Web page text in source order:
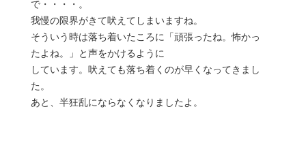
で・・・・。
我慢の限界がきて吠えてしまいますね。
そういう時は落ち着いたころに「頑張ったね。怖かっ
たよね。」と声をかけるように
しています。吠えても落ち着くのが早くなってきまし
た。
あと、半狂乱にならなくなりましたよ。